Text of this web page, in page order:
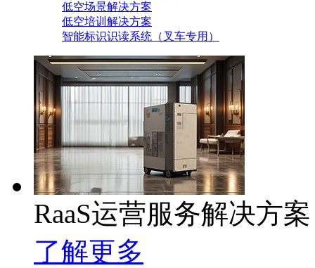
低空场景解决方案
低空培训解决方案
智能标识识读系统（叉车专用）
RaaS运营服务解决方案
了解更多